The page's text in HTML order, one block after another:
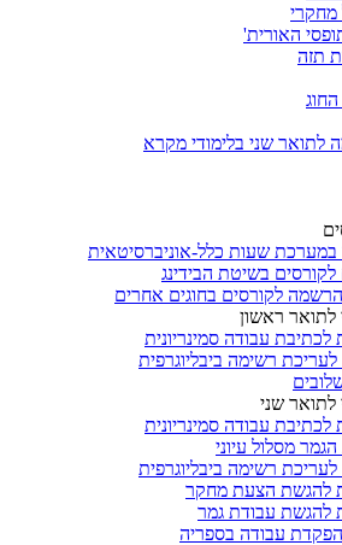
מחקרי
האורית'
תזה
לתואר שני בלימודי מקרא
במערכת שעות כלל-אוניברסיטאית
לקורסים בשיטת הבידינג
לקורסים בחוגים אחרים
לתואר ראשון
לכתיבת עבודה סמינריונית
לעריכת רשימה ביבליוגרפית
לתואר שני
לכתיבת עבודה סמינריונית
מסלול עיוני
לעריכת רשימה ביבליוגרפית
להגשת הצעת מחקר
להגשת עבודת גמר
עבודה בספריה